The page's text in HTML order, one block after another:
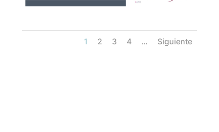
1 2 3 4 ... Siguiente